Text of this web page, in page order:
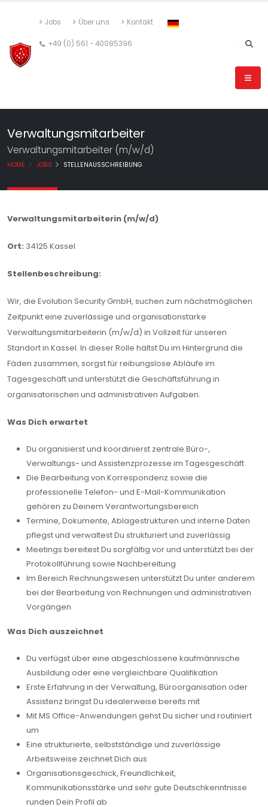
Jobs Über uns Kontakt
+49 (0) 561 - 40085396
Verwaltungsmitarbeiter
Verwaltungsmitarbeiter (m/w/d)
HOME JOBS STELLENAUSSCHREIBUNG
Verwaltungsmitarbeiterin (m/w/d)
Ort: 34125 Kassel
Stellenbeschreibung:
Wir, die Evolution Security GmbH, suchen zum nächstmöglichen
Zeitpunkt eine zuverlässige und organisationstarke
Verwaltungsmitarbeiterin (m/w/d) in Vollzeit für unseren
Standort in Kassel. In dieser Rolle hältst Du im Hintergrund die
Fäden zusammen, sorgst für reibungslose Abläufe im
Tagesgeschäft und unterstützt die Geschäftsführung in
organisatorischen und administrativen Aufgaben.
Was Dich erwartet
Du organisierst und koordinierst zentrale Büro-,
Verwaltungs- und Assistenzprozesse im Tagesgeschäft
Die Bearbeitung von Korrespondenz sowie die
professionelle Telefon- und E-Mail-Kommunikation
gehören zu Deinem Verantwortungsbereich
Termine, Dokumente, Ablagestrukturen und interne Daten
pflegst und verwaltest Du strukturiert und zuverlässig
Meetings bereitest Du sorgfältig vor und unterstützt bei der
Protokollführung sowie Nachbereitung
Im Bereich Rechnungswesen unterstützt Du unter anderem
bei der Bearbeitung von Rechnungen und administrativen
Vorgängen
Was Dich auszeichnet
Du verfügst über eine abgeschlossene kaufmännische
Ausbildung oder eine vergleichbare Qualifikation
Erste Erfahrung in der Verwaltung, Büroorganisation oder
Assistenz bringst Du idealerweise bereits mit
Mit MS Office-Anwendungen gehst Du sicher und routiniert
um
Eine strukturierte, selbstständige und zuverlässige
Arbeitsweise zeichnet Dich aus
Organisationsgeschick, Freundlichkeit,
Kommunikationsstärke und sehr gute Deutschkenntnisse
runden Dein Profil ab